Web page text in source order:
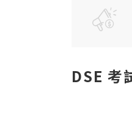
DSE 考